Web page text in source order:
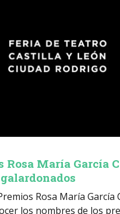
Rosa María García
Rosa María García
los nombres de los